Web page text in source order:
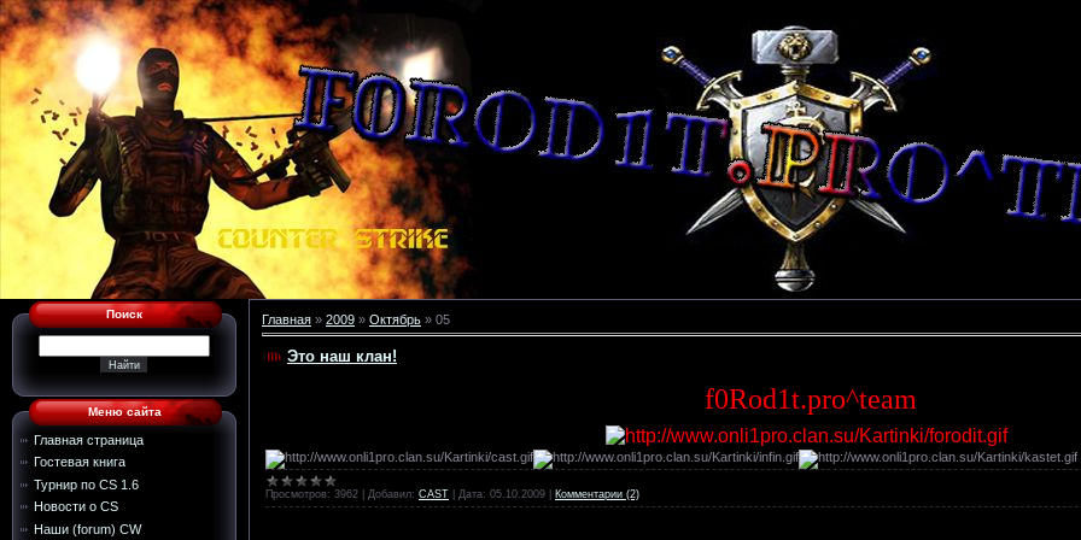
Поиск
Меню сайта
Главная страница
Гостевая книга
Турнир по CS 1.6
Новости о CS
Наши (forum) CW
Главная » 2009 » Октябрь » 05
Это наш клан!
f0Rod1t.pro^team
Просмотров: 3962 Добавил: CAST Дата: 05.10.2009 Комментарии (2)